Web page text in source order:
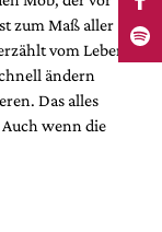
zum Maß aller
vom Leben
ändern
Das alles
wenn die